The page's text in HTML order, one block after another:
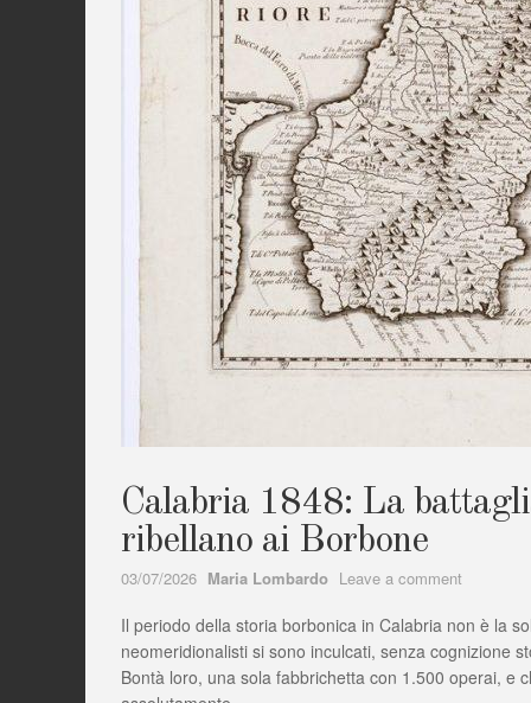
Calabria 1848: La
ribellano ai Borbone
03/07/2026 Author
Maria Lombardo Leave a comment
1848:
La
battaglia
Il periodo della storia borbonica in Calabria non è la
neomeridionalisti si sono inculcati, senza cognizione
Bontà loro, una sola fabbrichetta con 1.500 operai, e